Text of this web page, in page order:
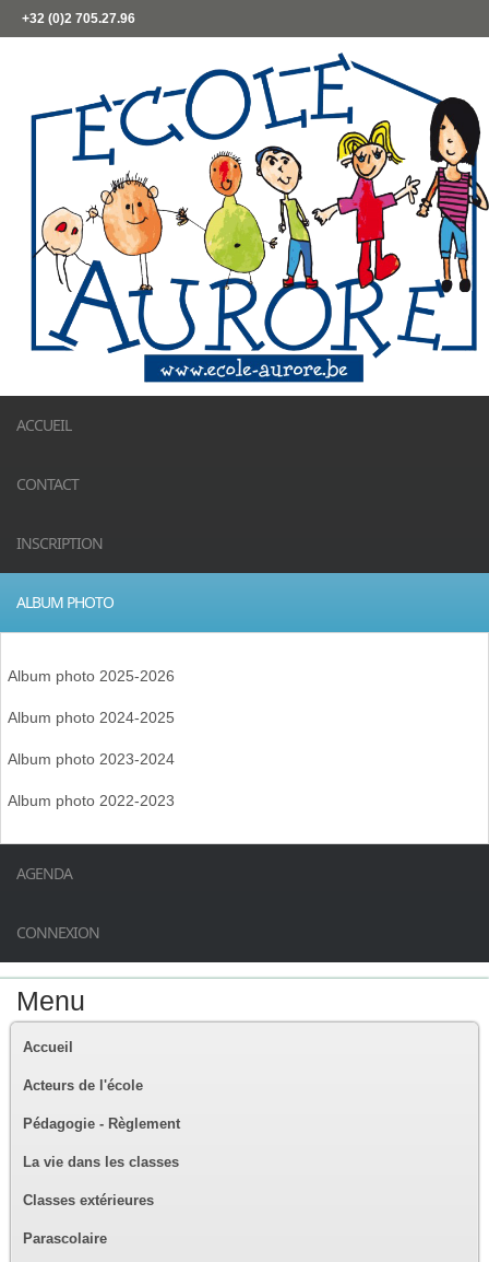
+32 (0)2 705.27.96
ACCUEIL
CONTACT
INSCRIPTION
ALBUM PHOTO
Album photo 2025-2026
Album photo 2024-2025
Album photo 2023-2024
Album photo 2022-2023
AGENDA
CONNEXION
Menu
Accueil
Acteurs de l'école
Pédagogie - Règlement
La vie dans les classes
Classes extérieures
Parascolaire